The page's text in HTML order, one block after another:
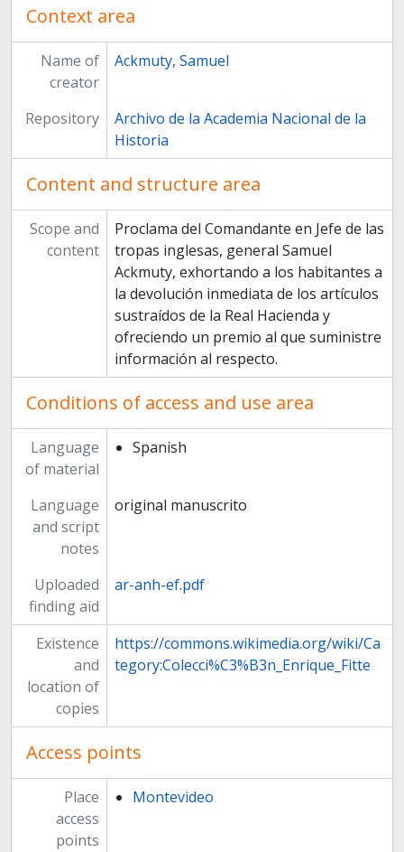
Context area
Name of
creator
Ackmuty, Samuel
Repository
Archivo de la Academia Nacional de la
Historia
Content and structure area
Scope and
content
Proclama del Comandante en Jefe de las
tropas inglesas, general Samuel
Ackmuty, exhortando a los habitantes a
la devolución inmediata de los artículos
sustraídos de la Real Hacienda y
ofreciendo un premio al que suministre
información al respecto.
Conditions of access and use area
Language
of material
Spanish
Language
and script
notes
original manuscrito
Uploaded
finding aid
ar-anh-ef.pdf
Existence
and
location of
copies
https://commons.wikimedia.org/wiki/Ca
tegory:Colecci%C3%B3n_Enrique_Fitte
Access points
Place
access
points
Montevideo